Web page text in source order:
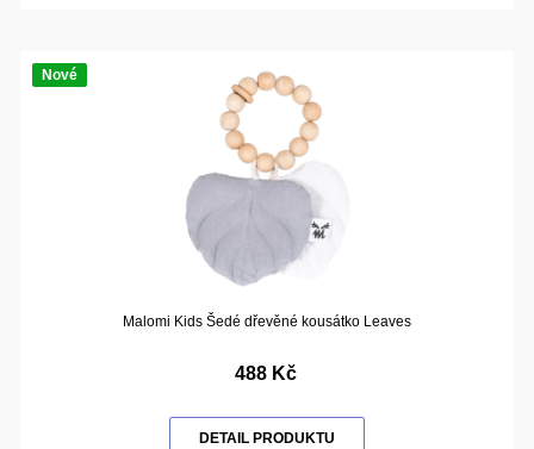
Nové
Malomi Kids Šedé dřevěné kousátko Leaves
488 Kč
DETAIL PRODUKTU